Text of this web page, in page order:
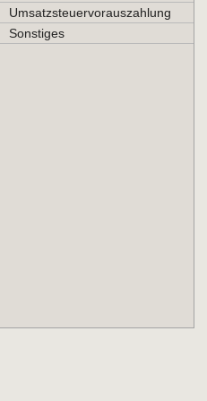
Umsatzsteuervorauszahlung
Sonstiges